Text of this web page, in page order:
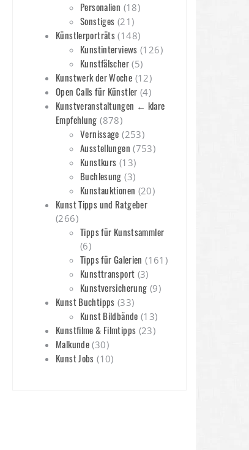
Personalien (18)
Sonstiges (21)
Künstlerporträts (148)
Kunstinterviews (126)
Kunstfälscher(5)
Kunstwerk der Woche (12)
Open Calls für Künstler (4)
Kunstveranstaltungen ← klare
Empfehlung (878)
Vernissage (253)
Ausstellungen (753)
Kunstkurs (13)
Buchlesung (3)
Kunstauktionen (20)
Kunst Tipps und Ratgeber
(266)
Tipps für Kunstsammler
(6)
Tipps für Galerien (161)
Kunsttransport (3)
Kunstversicherung (9)
Kunst Buchtipps (33)
Kunst Bildbände (13)
Kunstfilme & Filmtipps (23)
Malkunde (30)
Kunst Jobs (10)